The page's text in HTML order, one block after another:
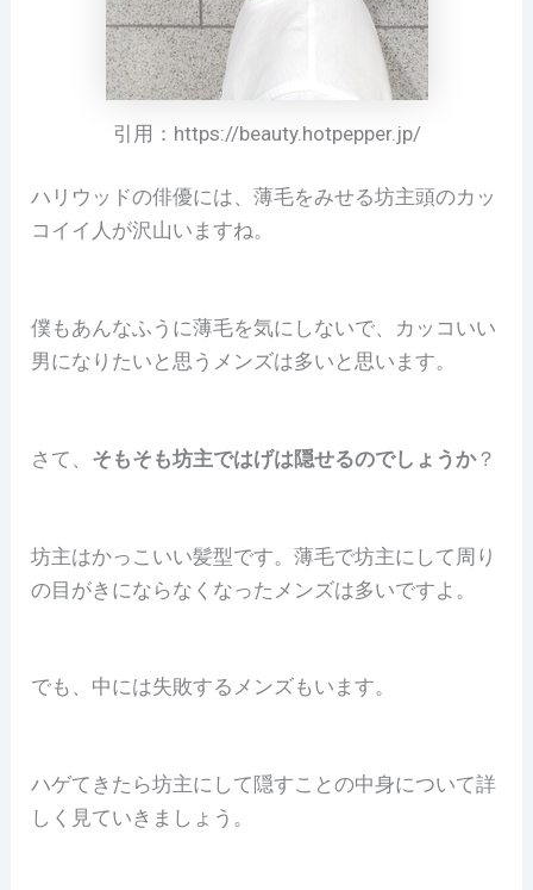
引用：https://beauty.hotpepper.jp/
ハリウッドの俳優には、薄毛をみせる坊主頭のカッ
コイイ人が沢山いますね。
僕もあんなふうに薄毛を気にしないで、カッコいい
男になりたいと思うメンズは多いと思います。
さて、 そもそも坊主ではげは隠せるのでしょうか？
坊主はかっこいい髪型です。薄毛で坊主にして周り
の目がきにならなくなったメンズは多いですよ。
でも、中には失敗するメンズもいます。
ハゲてきたら坊主にして隠すことの中身について詳
しく見ていきましょう。